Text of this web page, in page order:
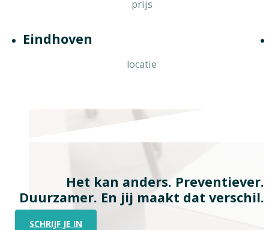
prijs
Eindhoven
locatie
Het kan anders. Preventiever.
Duurzamer. En jij maakt dat verschil.
SCHRIJF JE IN